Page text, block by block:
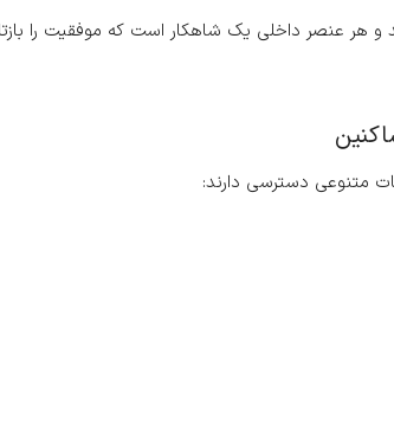
عنصر داخلی یک شاهکار است که موفقیت را
متنوعی دسترسی دارند: